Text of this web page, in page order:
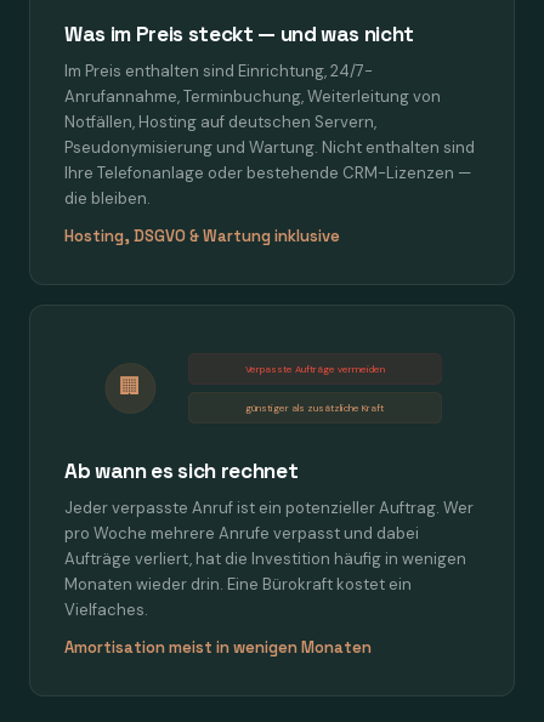
Was im Preis steckt — und was nicht
Im Preis enthalten sind Einrichtung, 24/7-
Anrufannahme, Terminbuchung, Weiterleitung von
Notfällen, Hosting auf deutschen Servern,
Pseudonymisierung und Wartung. Nicht enthalten sind
Ihre Telefonanlage oder bestehende CRM-Lizenzen —
die bleiben.
Hosting, DSGVO & Wartung inklusive
🏢
Verpasste Aufträge vermeiden
günstiger als zusätzliche Kraft
Ab wann es sich rechnet
Jeder verpasste Anruf ist ein potenzieller Auftrag. Wer
pro Woche mehrere Anrufe verpasst und dabei
Aufträge verliert, hat die Investition häufig in wenigen
Monaten wieder drin. Eine Bürokraft kostet ein
Vielfaches.
Amortisation meist in wenigen Monaten